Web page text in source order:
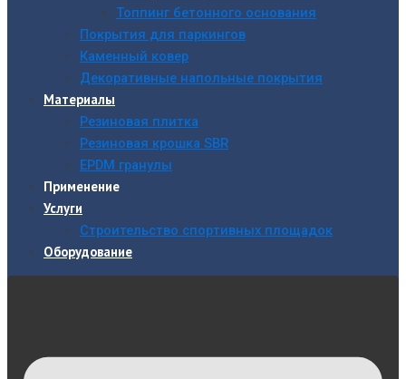
Топпинг бетонного основания
Покрытия для паркингов
Каменный ковер
Декоративные напольные покрытия
Материалы
Резиновая плитка
Резиновая крошка SBR
EPDM гранулы
Применение
Услуги
Строительство спортивных площадок
Оборудование